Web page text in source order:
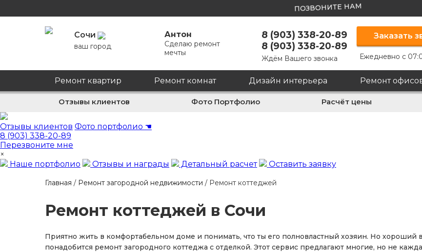
ПОЗВОНИТЕ НАМ
Сочи
ваш город
Антон
Сделаю ремонт
мечты
8 (903) 338-20-89
8 (903) 338-20-89
Ждём Вашего звонка
Заказать
Ежедневно с
Ремонт квартир Ремонт комнат Дизайн интерьера Ремонт
Отзывы клиентов Фото Портфолио Расчёт цены
Отзывы клиентов Фото портфолио ☚
8 (903) 338-20-89
Перезвоните мне
×
Наше портфолио
Отзывы и награды Детальный расчет Оставить заявку
Главная / Ремонт загородной недвижимости / Ремонт коттеджей
Ремонт коттеджей в Сочи
Приятно жить в комфортабельном доме и понимать, что ты его полновластный хозяин. Но
понадобится ремонт загородного коттеджа с отделкой. Этот сервис предлагают многие, но не